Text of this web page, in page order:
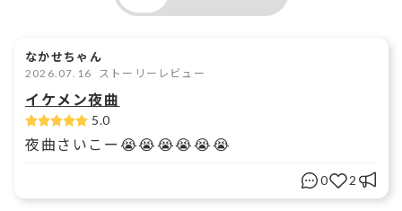
なかせちゃん
2026.07.16 ストーリーレビュー
イケメン夜曲
5.0
夜曲さいこー😭😭😭😭😭😭
0 2